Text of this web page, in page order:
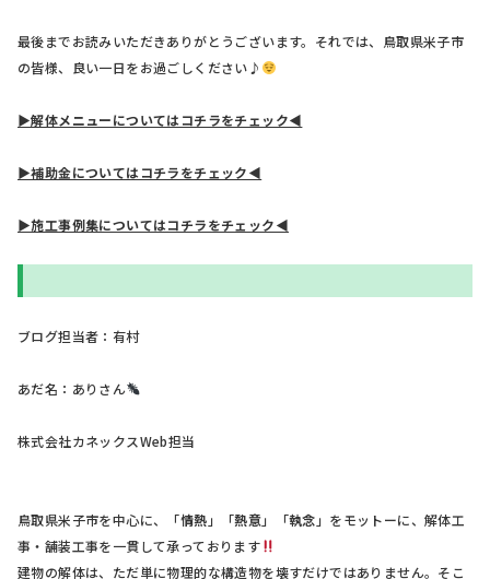
最後までお読みいただきありがとうございます。それでは、鳥取県米子市
の皆様、良い一日をお過ごしください♪
▶解体メニューについてはコチラをチェック◀
▶補助金についてはコチラをチェック◀
▶施工事例集についてはコチラをチェック◀
ブログ担当者：有村
あだ名：ありさん
株式会社カネックスWeb担当
鳥取県米子市を中心に、「情熱 」「熱意」「執念 」をモットーに、解体工
事・舗装工事を一貫して承っております
建物の解体は、ただ単に物理的な構造物を壊すだけではありません。そこ